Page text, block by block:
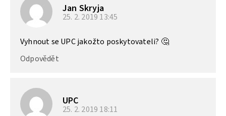
Jan Skryja
25. 2. 2019 13:45
Vyhnout se UPC jakožto poskytovateli? 🤔
Odpovědět
UPC
25. 2. 2019 18:11